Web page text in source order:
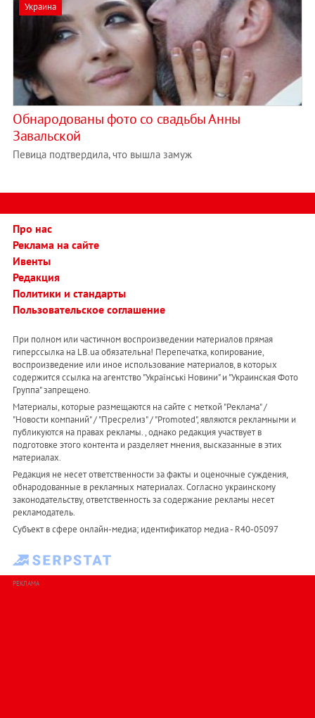
Украина
Обнародованы фото со свадьбы Анны
Завальской
Певица подтвердила, что вышла замуж
Про нас
Реклама на сайте
Ивенты
Редакция
Политики и стандарты
Пользовательское соглашение
При полном или частичном воспроизведении материалов прямая
гиперссылка на LB.ua обязательна! Перепечатка, копирование,
воспроизведение или иное использование материалов, в которых
содержится ссылка на агентство "Українськi Новини" и "Украинская Фото
Группа" запрещено.
Материалы, которые размещаются на сайте с меткой "Реклама" /
"Новости компаний" / "Пресрелиз" / "Promoted", являются рекламными и
публикуются на правах рекламы. , однако редакция участвует в
подготовке этого контента и разделяет мнения, высказанные в этих
материалах.
Редакция не несет ответственности за факты и оценочные суждения,
обнародованные в рекламных материалах. Согласно украинскому
законодательству, ответственность за содержание рекламы несет
рекламодатель.
Субъект в сфере онлайн-медиа; идентификатор медиа - R40-05097
РЕКЛАМА